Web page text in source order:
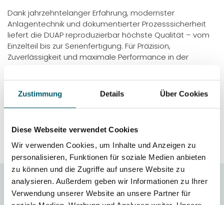
Zustimmung Details Über Cookies
Diese Webseite verwendet Cookies
Wir verwenden Cookies, um Inhalte und Anzeigen zu
personalisieren, Funktionen für soziale Medien anbieten
zu können und die Zugriffe auf unsere Website zu
analysieren. Außerdem geben wir Informationen zu Ihrer
Verwendung unserer Website an unsere Partner für
Dank jahrzehntelanger Erfahrung, modernster
Anlagentechnik und dokumentierter Prozesssicherheit
liefert die DUAP reproduzierbar höchste Qualität – vom
Einzelteil bis zur Serienfertigung. Für Präzision,
Zuverlässigkeit und maximale Performance in der
FAQ
STÄHLE IN DER ÜBERSICHT
FAQ Pulvermetallurgische Stähle